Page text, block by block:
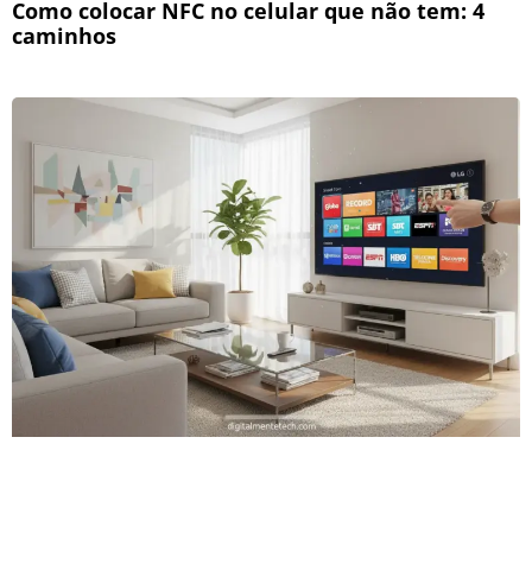
Como colocar NFC no celular que não tem: 4
caminhos